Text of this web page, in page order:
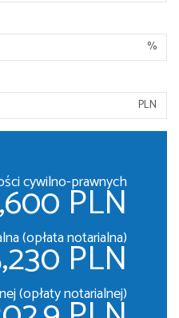
%
PLN
cywilno-prawnych
PLN
(opłata notarialna)
PLN
(opłaty notarialnej)